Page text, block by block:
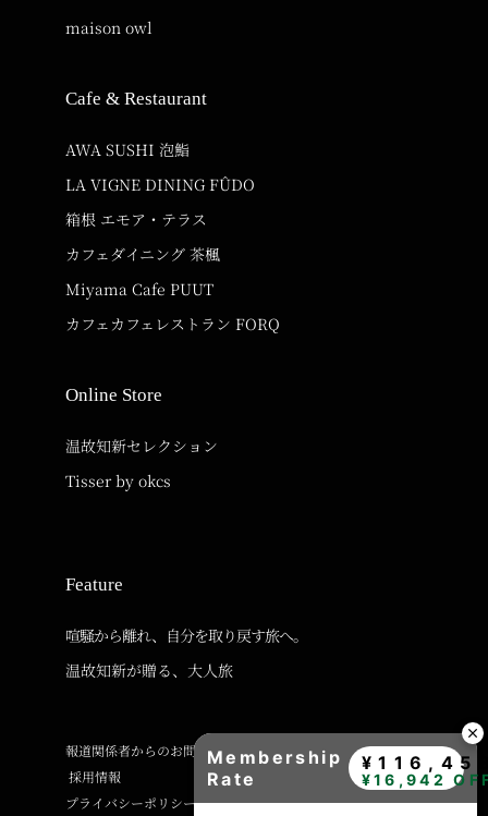
maison owl
Cafe & Restaurant
AWA SUSHI 泡鮨
LA VIGNE DINING FÛDO
箱根 エモア・テラス
カフェダイニング 茶楓
Miyama Cafe PUUT
カフェカフェレストラン FORQ
Online Store
温故知新セレクション
Tisser by okcs
Feature
喧騒から離れ、自分を取り戻す旅へ。
温故知新が贈る、大人旅
報道関係者からのお問い合わせ
採用情報
プライバシーポリシー
Membership
Rate
¥16,942